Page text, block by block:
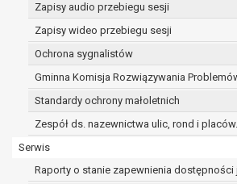
Zapisy audio przebiegu sesji
Zapisy wideo przebiegu sesji
Ochrona sygnalistów
Gminna Komisja Rozwiązywania
Standardy ochrony małoletnich
Zespół ds. nazewnictwa ulic, rond i placów.
Serwis
Raporty o stanie zapewnienia dostępności
kwestionuje
osobowych – na
administratorowi
prawidłowość tych
przetwarzanie
z prawem, a osoba,
dotyczą, sprzeciwia
danych, żądając w
administrator nie